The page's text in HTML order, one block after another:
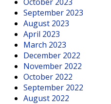
September 2023
August 2023
April 2023
March 2023
December 2022
November 2022
October 2022
September 2022
August 2022